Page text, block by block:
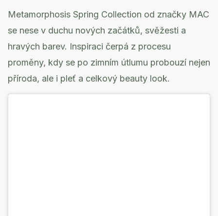
Metamorphosis Spring Collection od značky MAC
se nese v duchu nových začátků, svěžesti a
hravých barev. Inspiraci čerpá z procesu
proměny, kdy se po zimním útlumu probouzí nejen
příroda, ale i pleť a celkový beauty look.